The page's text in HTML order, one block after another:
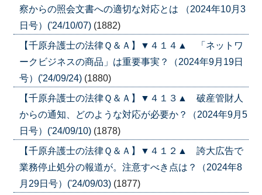
察からの照会文書への適切な対応とは （2024年10月3
日号）('24/10/07) (1882)
【千原弁護士の法律Ｑ＆Ａ】▼４１４▲ 「ネットワ
ークビジネスの商品」は重要事実？（2024年9月19日
号）('24/09/24) (1880)
【千原弁護士の法律Ｑ＆Ａ】▼４１３▲ 破産管財人
からの通知、どのような対応が必要か？（2024年9月5
日号）('24/09/10) (1878)
【千原弁護士の法律Ｑ＆Ａ】▼４１２▲ 誇大広告で
業務停止処分の報道が。注意すべき点は？（2024年8
月29日号）('24/09/03) (1877)